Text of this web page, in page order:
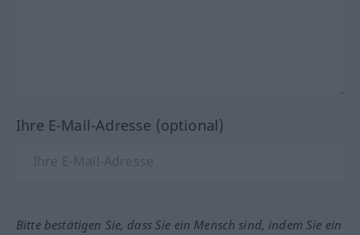
Ihre E-Mail-Adresse (optional)
Bitte bestätigen Sie, dass Sie ein Mensch sind, indem Sie ein